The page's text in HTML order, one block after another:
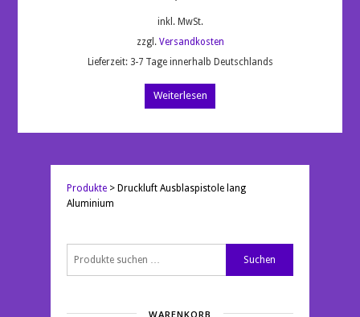
inkl. MwSt.
zzgl. Versandkosten
Lieferzeit: 3-7 Tage innerhalb Deutschlands
Weiterlesen
Produkte> Druckluft Ausblaspistole lang
Aluminium
nach:
Suchen
WARENKORB